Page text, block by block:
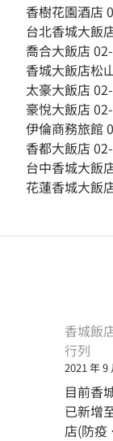
香樹花園酒店
台北香城大飯
喬合大飯店
香城大飯店松
太豪大飯店
豪悅大飯店
伊倫商務旅館
香都大飯店
台中香城大飯
花蓮香城大飯
香城飯
行列
2021 年 9
目前香
已新增
店(防